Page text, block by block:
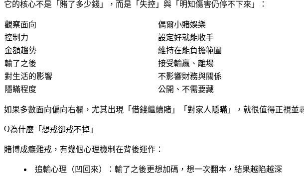
它的核心不是「賭了多少錢」，而是「失控」與「明知傷害仍停不下來」：
觀察面向 偶爾小賭娛樂
控制力
設定好就能收手
金額趨勢
維持在能負擔範圍
輸了之後
接受輸贏、離場
對生活的影響
不影響財務與關係
隱瞞程度
公開、不需要藏
如果多數面向偏向右欄，尤其出現「借錢繼續賭」「對家人隱瞞」，就很值得正視並
為什麼「想戒卻戒不掉」
賭博成癮難戒，有幾個心理機制在背後運作：
追輸心理（凹回來）
：輸了之後更想加碼，想一次翻本，結果越陷越深